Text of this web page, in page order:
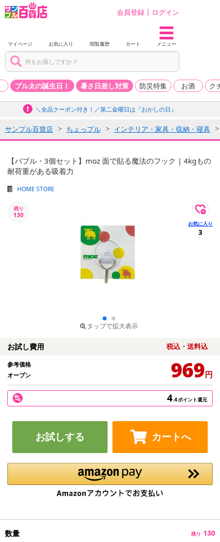
会員登録 ログイン
マイページ お気に入り 閲覧履歴 カート メニュー
プル太の誕生日！ 暑さ日差し対策 防災特集 お酒 ク
＼全品クーポン付き！／第二金曜日は『おかしの日』
サンプル百貨店 ちょっプル インテリア・家具・収納・寝具
【バブル・3個セット】moz 面で貼る魔法のフック | 4kgもの
耐荷重がある吸着力
HOME STORE
残り
130
タップで拡大表示
3
お試し費用 税込・送料込
参考価格
オープン
969円
4.4ポイント還元
お試しする カートへ
数量 残り 130